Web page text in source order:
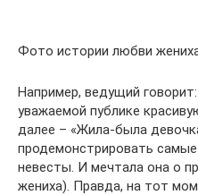
Фото истории любви
Например, ведущий
уважаемой публике
далее – «Жила-была
продемонстрировать
невесты. И мечтала она о
жениха). Правда, на тот